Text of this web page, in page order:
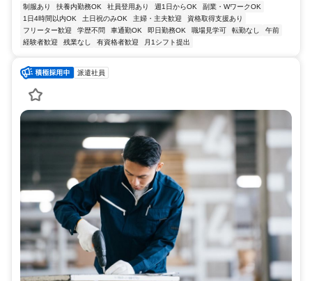
制服あり 扶養内勤務OK 社員登用あり 週1日からOK
副業・WワークOK
1日4時間以内OK
土日祝のみOK 主婦・主夫歓迎
資格取得支援あり
フリーター歓迎
学歴不問 車通勤OK 即日勤務OK 職場見学可 転勤なし
午前
経験者歓迎
残業なし 有資格者歓迎 月1シフト提出
派遣社員